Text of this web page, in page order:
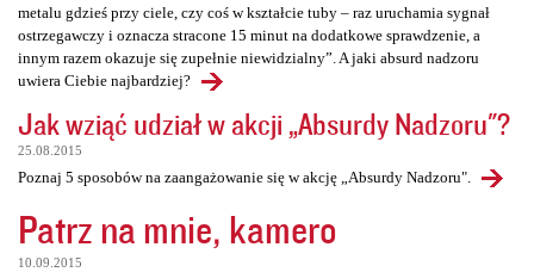
metalu gdzieś przy ciele, czy coś w kształcie tuby – raz uruchamia sygnał
ostrzegawczy i oznacza stracone 15 minut na dodatkowe sprawdzenie, a
innym razem okazuje się zupełnie niewidzialny”. A jaki absurd nadzoru
uwiera Ciebie najbardziej?
Jak wziąć udział w akcji „Absurdy Nadzoru"?
25.08.2015
Poznaj 5 sposobów na zaangażowanie się w akcję „Absurdy Nadzoru".
Patrz na mnie, kamero
10.09.2015